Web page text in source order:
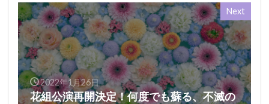
Next
2022年1月26日
花組公演再開決定！何度でも蘇る、不滅の